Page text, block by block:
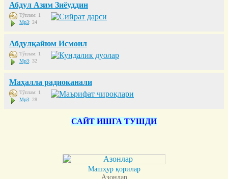
Абдул Азим Зиёуддин
Тўплам: 1
Mp3: 24
Абдулқайюм Исмоил
Тўплам: 1
Mp3: 32
Маҳалла радиоканали
Тўплам: 1
Mp3: 28
САЙТ ИШГА ТУШДИ
Машҳур қорилар
Азонлар